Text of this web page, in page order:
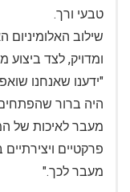
טבעי ורך.
שילוב האלומיניום
ומדויק, לצד
"ידענו שאנחנו
היה ברור שהפתחים
מעבר לאיכות של
פרקטיים
מעבר לכך."